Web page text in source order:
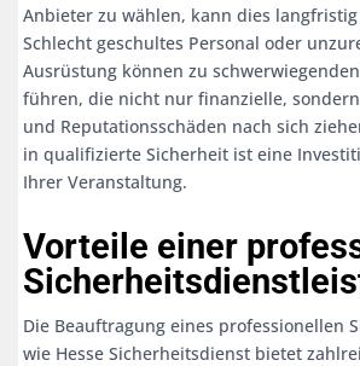
Anbieter zu wählen, kann dies
Schlecht geschultes Personal oder
Ausrüstung können zu
führen, die nicht nur finanzielle,
und Reputationsschäden nach sich
in qualifizierte Sicherheit ist eine
Ihrer Veranstaltung.
Vorteile einer
Die Beauftragung eines professionellen
wie Hesse Sicherheitsdienst bietet